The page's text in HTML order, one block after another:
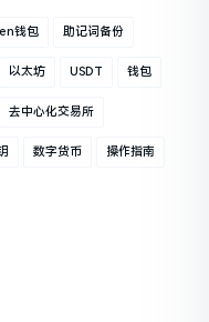
钱包 助记词备份
以太坊 USDT 钱包
去中心化交易所
数字货币 操作指南